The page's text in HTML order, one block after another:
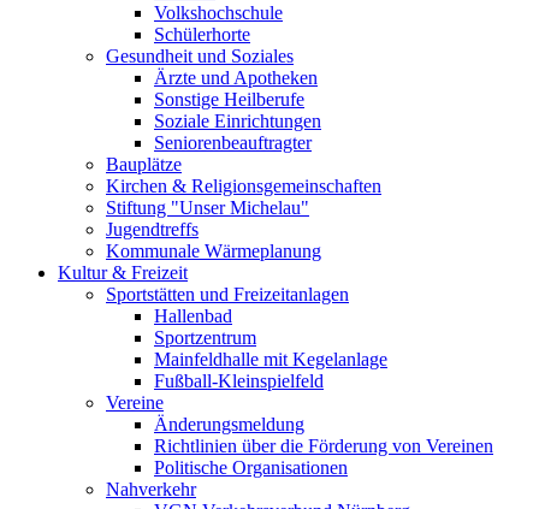
Volkshochschule
Schülerhorte
Gesundheit und Soziales
Ärzte und Apotheken
Sonstige Heilberufe
Soziale Einrichtungen
Seniorenbeauftragter
Bauplätze
Kirchen & Religionsgemeinschaften
Stiftung "Unser Michelau"
Jugendtreffs
Kommunale Wärmeplanung
Kultur & Freizeit
Sportstätten und Freizeitanlagen
Hallenbad
Sportzentrum
Mainfeldhalle mit Kegelanlage
Fußball-Kleinspielfeld
Vereine
Änderungsmeldung
Richtlinien über die Förderung von Vereinen
Politische Organisationen
Nahverkehr